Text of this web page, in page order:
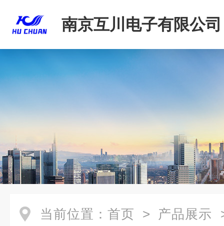
南京互川电子有限公司
当前位置： 首页 > 产品展示